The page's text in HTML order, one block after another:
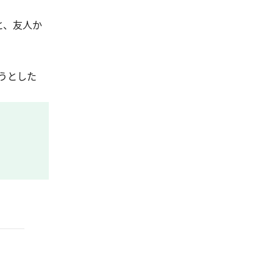
友人か
とした